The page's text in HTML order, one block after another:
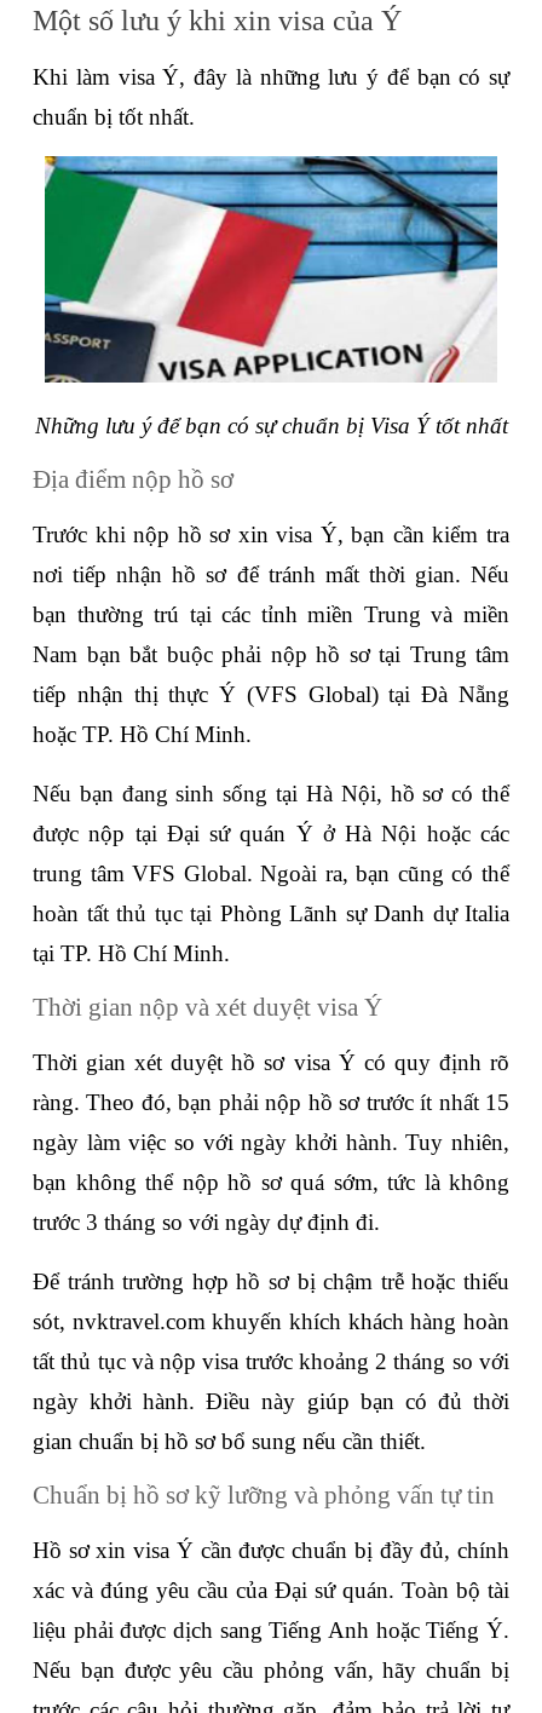
Một số lưu ý khi xin visa của Ý
Khi làm visa Ý, đây là những lưu ý để bạn có sự
chuẩn bị tốt nhất.
Những lưu ý để bạn có sự chuẩn bị Visa Ý tốt nhất
Địa điểm nộp hồ sơ
Trước khi nộp hồ sơ xin visa Ý, bạn cần kiểm tra
nơi tiếp nhận hồ sơ để tránh mất thời gian. Nếu
bạn thường trú tại các tỉnh miền Trung và miền
Nam bạn bắt buộc phải nộp hồ sơ tại Trung tâm
tiếp nhận thị thực Ý (VFS Global) tại Đà Nẵng
hoặc TP. Hồ Chí Minh.
Nếu bạn đang sinh sống tại Hà Nội, hồ sơ có thể
được nộp tại Đại sứ quán Ý ở Hà Nội hoặc các
trung tâm VFS Global. Ngoài ra, bạn cũng có thể
hoàn tất thủ tục tại Phòng Lãnh sự Danh dự Italia
tại TP. Hồ Chí Minh.
Thời gian nộp và xét duyệt visa Ý
Thời gian xét duyệt hồ sơ visa Ý có quy định rõ
ràng. Theo đó, bạn phải nộp hồ sơ trước ít nhất 15
ngày làm việc so với ngày khởi hành. Tuy nhiên,
bạn không thể nộp hồ sơ quá sớm, tức là không
trước 3 tháng so với ngày dự định đi.
Để tránh trường hợp hồ sơ bị chậm trễ hoặc thiếu
sót, nvktravel.com khuyến khích khách hàng hoàn
tất thủ tục và nộp visa trước khoảng 2 tháng so với
ngày khởi hành. Điều này giúp bạn có đủ thời
gian chuẩn bị hồ sơ bổ sung nếu cần thiết.
Chuẩn bị hồ sơ kỹ lưỡng và phỏng vấn tự tin
Hồ sơ xin visa Ý cần được chuẩn bị đầy đủ, chính
xác và đúng yêu cầu của Đại sứ quán. Toàn bộ tài
liệu phải được dịch sang Tiếng Anh hoặc Tiếng Ý.
Nếu bạn được yêu cầu phỏng vấn, hãy chuẩn bị